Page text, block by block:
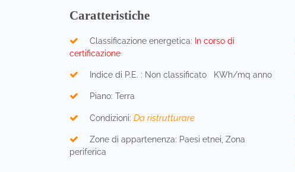
Caratteristiche
Classificazione energetica: In corso di
certificazione
Indice di P.E. : Non classificato KWh/mq anno
Piano: Terra
Condizioni: Da ristrutturare
Zone di appartenenza: Paesi etnei, Zona
periferica